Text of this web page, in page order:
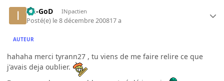
Im-GoD INpactien
Posté(e) le 8 décembre 200817 a
AUTEUR
hahaha merci tyrann27 , tu viens de me faire relire ce que
j'avais deja oublier.